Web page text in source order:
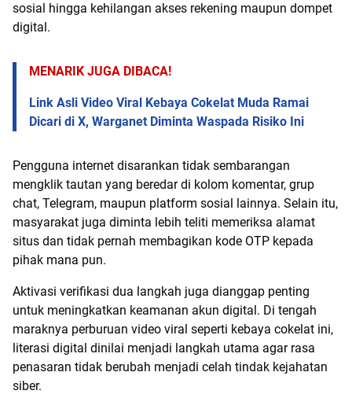
sosial hingga kehilangan akses rekening maupun dompet
digital.
MENARIK JUGA DIBACA!
Link Asli Video Viral Kebaya Cokelat Muda Ramai
Dicari di X, Warganet Diminta Waspada Risiko Ini
Pengguna internet disarankan tidak sembarangan
mengklik tautan yang beredar di kolom komentar, grup
chat, Telegram, maupun platform sosial lainnya. Selain itu,
masyarakat juga diminta lebih teliti memeriksa alamat
situs dan tidak pernah membagikan kode OTP kepada
pihak mana pun.
Aktivasi verifikasi dua langkah juga dianggap penting
untuk meningkatkan keamanan akun digital. Di tengah
maraknya perburuan video viral seperti kebaya cokelat ini,
literasi digital dinilai menjadi langkah utama agar rasa
penasaran tidak berubah menjadi celah tindak kejahatan
siber.